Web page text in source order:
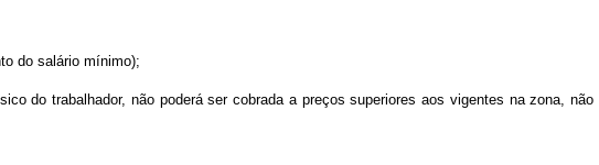
do salário mínimo);
do trabalhador, não poderá ser cobrada a preços superiores aos vigentes na zona, não